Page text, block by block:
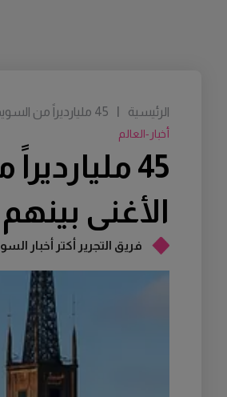
فريق التجرير أكتر أخبار
45
الأغنى بينهم
أخبار-العالم
الرئيسية 45 مليارديراً من السويد على قائمة فوربس العالمية… تعرف على الأغنى بينهم